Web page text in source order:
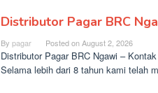
Distributor Pagar BRC
By pagar Posted onAugust 2, 2026
Distributor Pagar BRC Ngawi –
Selama lebih dari 8 tahun kami telah